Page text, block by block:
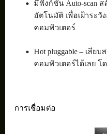
มีฟังก์ชั่น Auto-scan
อัตโนมัติ เพื่อเฝ้าระวั
คอมพิวเตอร์
Hot pluggable – เสีย
คอมพิวเตอร์ได้เลย โ
การเชื่อมต่อ